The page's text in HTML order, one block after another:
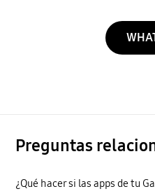
Preguntas
¿Qué hacer si las apps de tu